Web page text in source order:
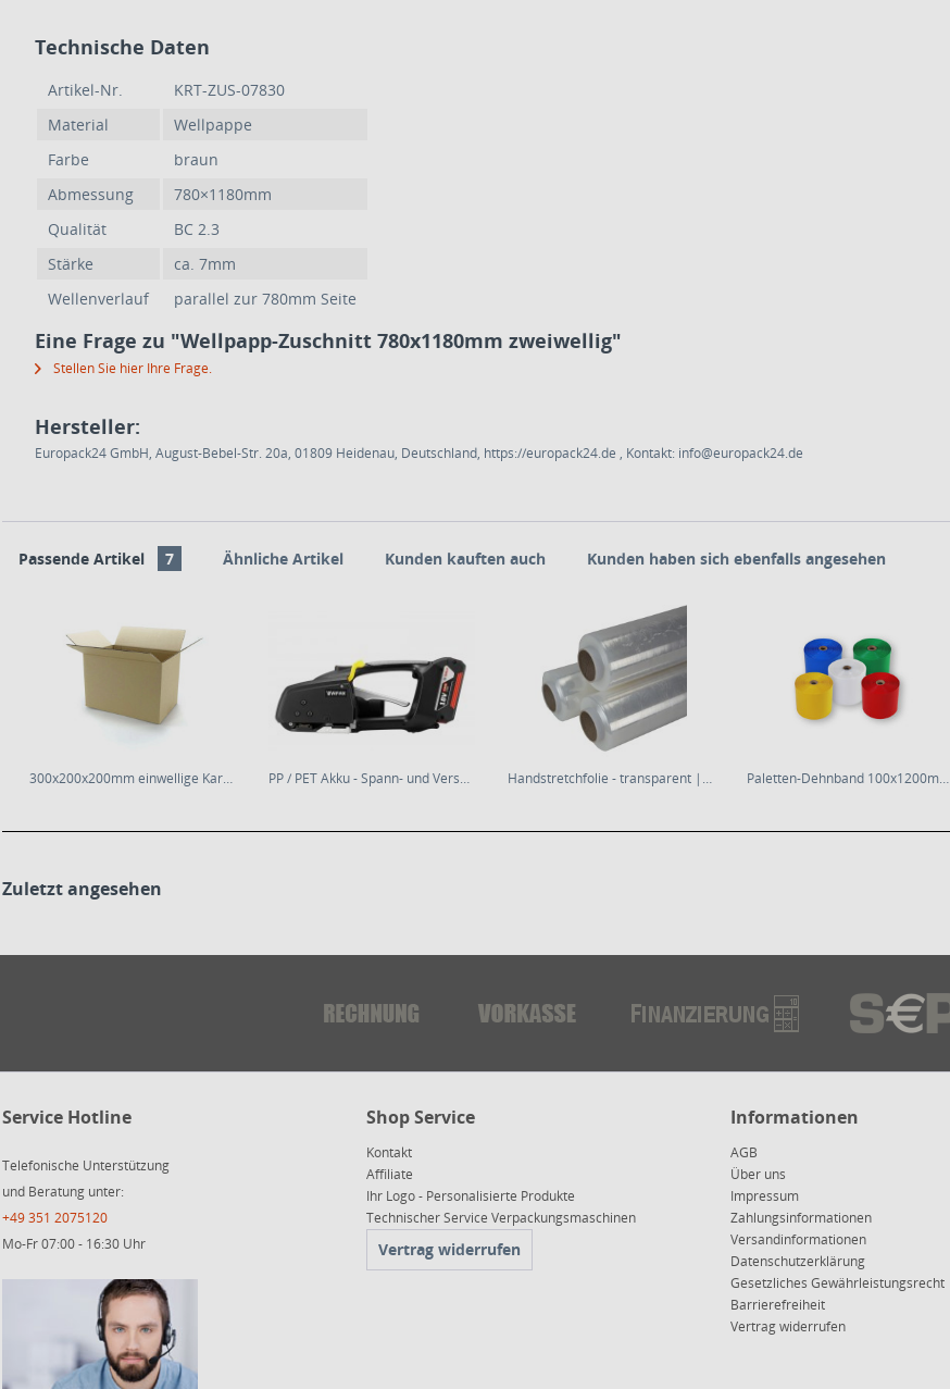
Technische Daten
Artikel-Nr.
KRT-ZUS-07830
Material
Wellpappe
Farbe
braun
Abmessung
780×1180mm
Qualität
BC 2.3
Stärke
ca. 7mm
Wellenverlauf
parallel zur 780mm Seite
Eine Frage zu "Wellpapp-Zuschnitt 780x1180mm zweiwellig"
Stellen Sie hier Ihre Frage.
Hersteller:
Europack24 GmbH, August-Bebel-Str. 20a, 01809 Heidenau, Deutschland, https://europack24.de , Kontakt: info@europack24.de
Passende Artikel 7 Ähnliche Artikel Kunden kauften auch Kunden haben sich ebenfalls angesehen
300x200x200mm einwellige Kartonagen PP / PET Akku - Spann- und Verschlussgerät... Handstretchfolie - transparent | 23µm | 50cm... Paletten-Dehnband 100x1200mm | Rolle
Zuletzt angesehen
Service Hotline
Telefonische Unterstützung
und Beratung unter:
+49 351 2075120
Mo-Fr 07:00 - 16:30 Uhr
Shop Service
Kontakt
Affiliate
Ihr Logo - Personalisierte Produkte
Technischer Service Verpackungsmaschinen
Vertrag widerrufen
Informationen
AGB
Über uns
Impressum
Zahlungsinformationen
Versandinformationen
Datenschutzerklärung
Gesetzliches Gewährleistungsrecht
Barrierefreiheit
Vertrag widerrufen